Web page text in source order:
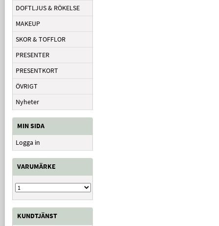
DOFTLJUS & RÖKELSE
MAKEUP
SKOR & TOFFLOR
PRESENTER
PRESENTKORT
ÖVRIGT
Nyheter
MIN SIDA
Logga in
VARUMÄRKE
KUNDTJÄNST